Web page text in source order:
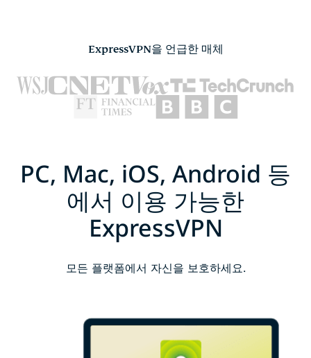
ExpressVPN을 언급한 매체
PC, Mac, iOS, Android 등
에서 이용 가능한
ExpressVPN
모든 플랫폼에서 자신을 보호하세요.